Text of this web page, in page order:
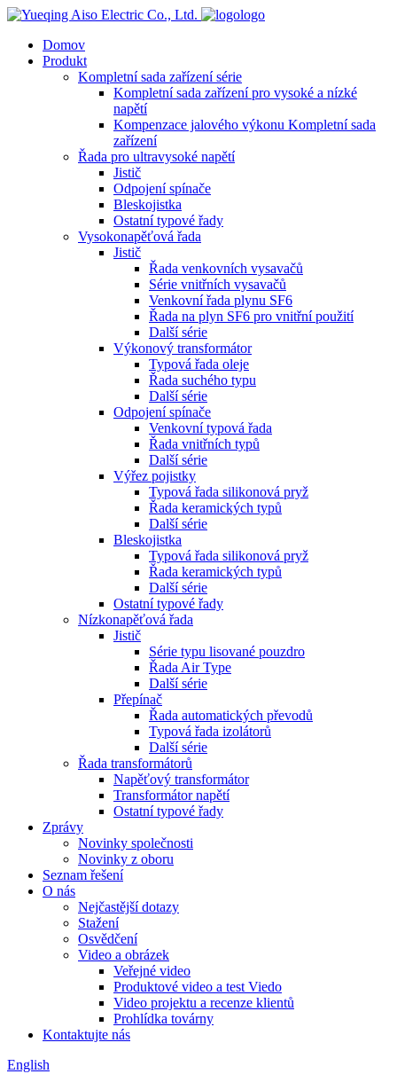
logo
Domov
Produkt
Kompletní sada zařízení série
Kompletní sada zařízení pro vysoké a nízké
napětí
Kompenzace jalového výkonu Kompletní sada
zařízení
Řada pro ultravysoké napětí
Jistič
Odpojení spínače
Bleskojistka
Ostatní typové řady
Vysokonapěťová řada
Jistič
Řada venkovních vysavačů
Série vnitřních vysavačů
Venkovní řada plynu SF6
Řada na plyn SF6 pro vnitřní použití
Další série
Výkonový transformátor
Typová řada oleje
Řada suchého typu
Další série
Odpojení spínače
Venkovní typová řada
Řada vnitřních typů
Další série
Výřez pojistky
Typová řada silikonová pryž
Řada keramických typů
Další série
Bleskojistka
Typová řada silikonová pryž
Řada keramických typů
Další série
Ostatní typové řady
Nízkonapěťová řada
Jistič
Série typu lisované pouzdro
Řada Air Type
Další série
Přepínač
Řada automatických převodů
Typová řada izolátorů
Další série
Řada transformátorů
Napěťový transformátor
Transformátor napětí
Ostatní typové řady
Zprávy
Novinky společnosti
Novinky z oboru
Seznam řešení
O nás
Nejčastější dotazy
Stažení
Osvědčení
Video a obrázek
Veřejné video
Produktové video a test Viedo
Video projektu a recenze klientů
Prohlídka továrny
Kontaktujte nás
English